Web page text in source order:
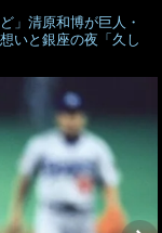
」清原和博が巨人・
いと銀座の夜「久し